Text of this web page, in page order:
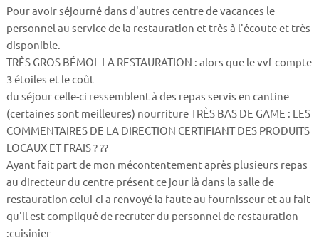
Pour avoir séjourné dans d'autres centre de vacances le
personnel au service de la restauration et très à l'écoute et très
disponible.
TRÈS GROS BÉMOL LA RESTAURATION : alors que le vvf compte
3 étoiles et le coût
du séjour celle-ci ressemblent à des repas servis en cantine
(certaines sont meilleures) nourriture TRÈS BAS DE GAME : LES
COMMENTAIRES DE LA DIRECTION CERTIFIANT DES PRODUITS
LOCAUX ET FRAIS ? ??
Ayant fait part de mon mécontentement après plusieurs repas
au directeur du centre présent ce jour là dans la salle de
restauration celui-ci a renvoyé la faute au fournisseur et au fait
qu'il est compliqué de recruter du personnel de restauration
:cuisinier